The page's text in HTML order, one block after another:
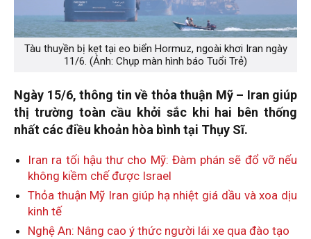
Tàu thuyền bị kẹt tại eo biển Hormuz, ngoài khơi Iran ngày
11/6. (Ảnh: Chụp màn hình báo Tuổi Trẻ)
Ngày 15/6, thông tin về thỏa thuận Mỹ – Iran giúp
thị trường toàn cầu khởi sắc khi hai bên thống
nhất các điều khoản hòa bình tại Thụy Sĩ.
Iran ra tối hậu thư cho Mỹ: Đàm phán sẽ đổ vỡ nếu
không kiềm chế được Israel
Thỏa thuận Mỹ Iran giúp hạ nhiệt giá dầu và xoa dịu
kinh tế
Nghệ An: Nâng cao ý thức người lái xe qua đào tạo